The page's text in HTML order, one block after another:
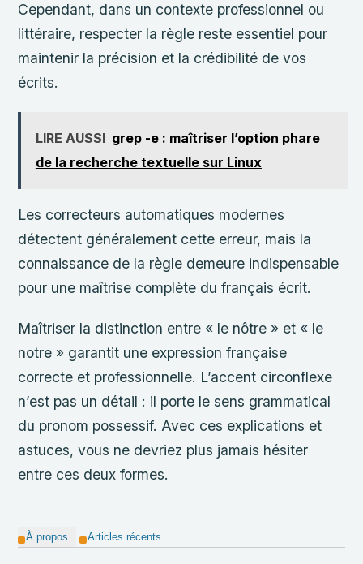
Cependant, dans un contexte professionnel ou
littéraire, respecter la règle reste essentiel pour
maintenir la précision et la crédibilité de vos
écrits.
LIRE AUSSI grep -e : maîtriser l’option phare
de la recherche textuelle sur Linux
Les correcteurs automatiques modernes
détectent généralement cette erreur, mais la
connaissance de la règle demeure indispensable
pour une maîtrise complète du français écrit.
Maîtriser la distinction entre « le nôtre » et « le
notre » garantit une expression française
correcte et professionnelle. L’accent circonflexe
n’est pas un détail : il porte le sens grammatical
du pronom possessif. Avec ces explications et
astuces, vous ne devriez plus jamais hésiter
entre ces deux formes.
À propos Articles récents